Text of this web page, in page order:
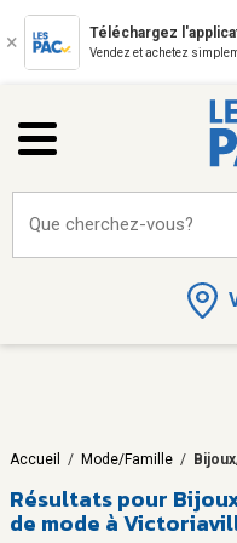
Téléchargez
Vendez et achetez
Que cherchez-vous?
Accueil / Mode/Famille /
Résultats pour
de mode à